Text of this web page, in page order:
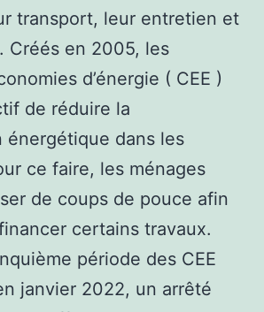
transport, leur entretien et
Créés en 2005, les
d’énergie ( CEE )
de réduire la
énergétique dans les
ce faire, les ménages
de coups de pouce afin
certains travaux.
période des CEE
janvier 2022, un arrêté